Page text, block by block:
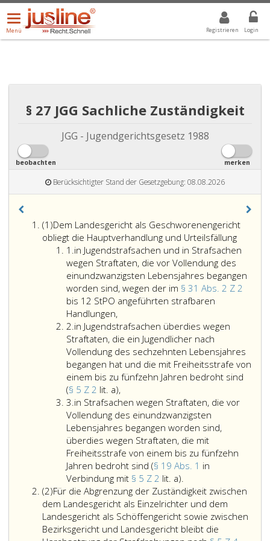
Registrieren Login
Menü
öffnen/schließen
Menü
ALLE DROPDOWN: GEWÄHLTER WERT IST ALLE
§ 27 JGG Sachliche Zuständigkeit
JGG - Jugendgerichtsgesetz 1988
beobachten merken
Berücksichtigter Stand der Gesetzgebung: 08.08.2026
(1)Absatz
eins
Dem Landesgericht als Geschworenengericht
obliegt die Hauptverhandlung und Urteilsfällung
1.Ziffer
eins
in Jugendstrafsachen und in Strafsachen
wegen Straftaten, die vor Vollendung des
einundzwanzigsten Lebensjahres begangen
worden sind, wegen der im § 31 Abs. 2 Z 2
bis 12 StPO angeführten strafbaren
Handlungen,in
Jugendstrafsachen
und
in
Strafsachen
wegen
Straftaten,
die
vor
Vollendung
des
einundzwanzigsten
Lebensjahres
begangen
worden
sind,
wegen
der
2.Ziffer
2
in Jugendstrafsachen überdies wegen
Straftaten, die ein Jugendlicher nach
Vollendung des sechzehnten Lebensjahres
begangen hat und die mit Freiheitsstrafe von
einem bis zu fünfzehn Jahren bedroht sind
(§ 5 Z 2 lit. a),in
Jugendstrafsachen
überdies
wegen
Straftaten,
die
ein
Jugendlicher
nach
Vollendung
des
sechzehnten
3.Ziffer
3
in Strafsachen wegen Straftaten, die vor
Vollendung des einundzwanzigsten
Lebensjahres begangen worden sind,
überdies wegen Straftaten, die mit
Freiheitsstrafe von einem bis zu fünfzehn
Jahren bedroht sind (§ 19 Abs. 1 in
Verbindung mit § 5 Z 2 lit. a).
Strafsachen
wegen
Straftaten,
die
(2)Absatz
2
Für die Abgrenzung der Zuständigkeit zwischen
dem Landesgericht als Einzelrichter und dem
Landesgericht als Schöffengericht sowie zwischen
Bezirksgericht und Landesgericht bleibt die